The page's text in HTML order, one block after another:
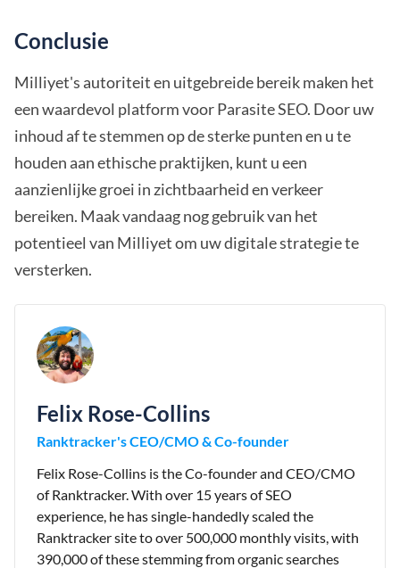
Conclusie
Milliyet's autoriteit en uitgebreide bereik maken het
een waardevol platform voor Parasite SEO. Door uw
inhoud af te stemmen op de sterke punten en u te
houden aan ethische praktijken, kunt u een
aanzienlijke groei in zichtbaarheid en verkeer
bereiken. Maak vandaag nog gebruik van het
potentieel van Milliyet om uw digitale strategie te
versterken.
Felix Rose-Collins
Ranktracker's CEO/CMO & Co-founder
Felix Rose-Collins is the Co-founder and CEO/CMO
of Ranktracker. With over 15 years of SEO
experience, he has single-handedly scaled the
Ranktracker site to over 500,000 monthly visits, with
390,000 of these stemming from organic searches